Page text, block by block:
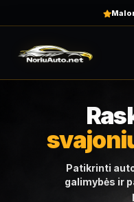
Patikrinti
galimybės ir